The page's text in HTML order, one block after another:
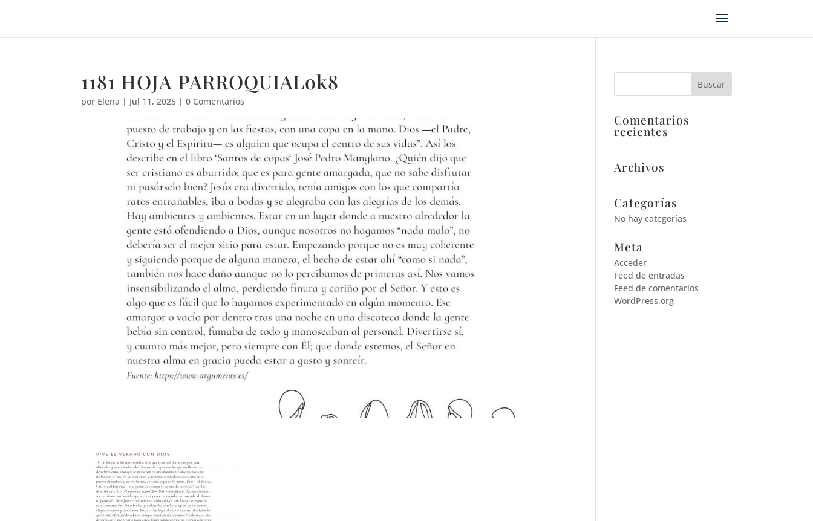
1181 HOJA PARROQUIALok8
por Elena | Jul 11, 2025 |0 Comentarios
Comentarios
recientes
Archivos
Categorías
No hay categorías
Meta
Acceder
Feed de entradas
Feed de comentarios
WordPress.org